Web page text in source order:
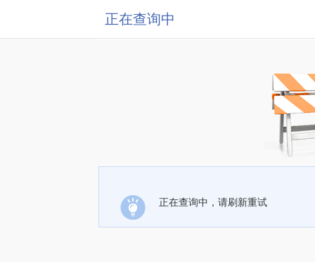
正在查询中
正在查询中，请刷新重试